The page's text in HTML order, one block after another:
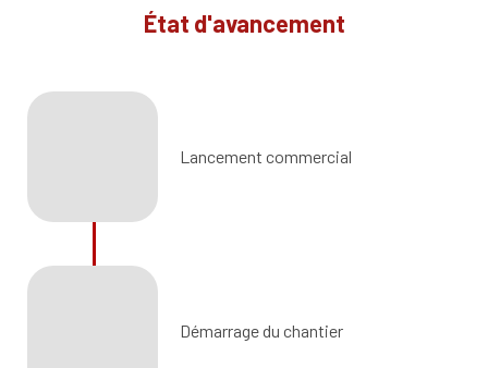
État d'avancement
Lancement commercial
Démarrage du chantier